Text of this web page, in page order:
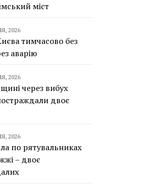
міст
2026
тимчасово без
аварію
2026
через вибух
двоє
2026
по рятувальниках
– двоє